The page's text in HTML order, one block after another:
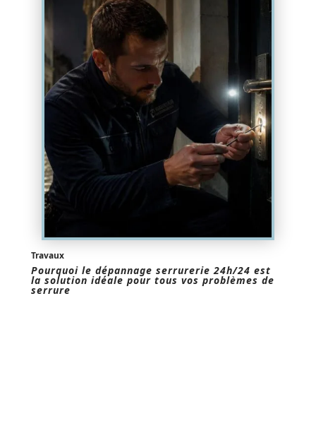
Travaux
Pourquoi le dépannage serrurerie 24h/24 est
la solution idéale pour tous vos problèmes de
serrure